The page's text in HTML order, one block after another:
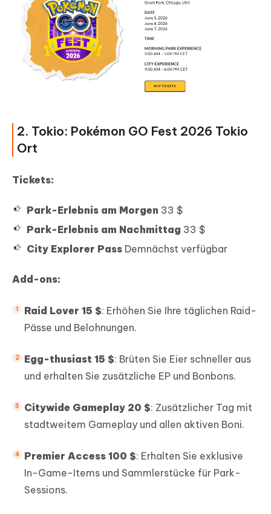
2. Tokio: Pokémon GO Fest 2026 Tokio
Ort
Tickets:
Park-Erlebnis am Morgen 33 $
Park-Erlebnis am Nachmittag 33 $
City Explorer Pass Demnächst verfügbar
Add-ons:
Raid Lover 15 $: Erhöhen Sie Ihre täglichen Raid-
Pässe und Belohnungen.
Egg-thusiast 15 $: Brüten Sie Eier schneller aus
und erhalten Sie zusätzliche EP und Bonbons.
Citywide Gameplay 20 $: Zusätzlicher Tag mit
stadtweitem Gameplay und allen aktiven Boni.
Premier Access 100 $: Erhalten Sie exklusive
In-Game-Items und Sammlerstücke für Park-
Sessions.